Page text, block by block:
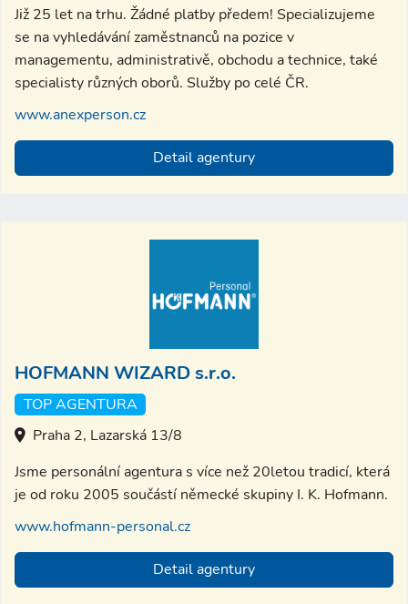
Již 25 let na trhu. Žádné platby předem! Specializujeme
se na vyhledávání zaměstnanců na pozice v
managementu, administrativě, obchodu a technice, také
specialisty různých oborů. Služby po celé ČR.
www.anexperson.cz
Detail agentury
HOFMANN WIZARD s.r.o.
TOP AGENTURA
Praha 2, Lazarská 13/8
Jsme personální agentura s více než 20letou tradicí, která
je od roku 2005 součástí německé skupiny I. K. Hofmann.
www.hofmann-personal.cz
Detail agentury